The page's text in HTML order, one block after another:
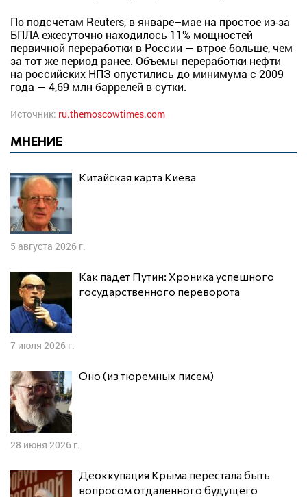
По подсчетам Reuters, в январе–мае на простое из-за
БПЛА ежесуточно находилось 11% мощностей
первичной переработки в России — втрое больше, чем
за тот же период ранее. Объемы переработки нефти
на российских НПЗ опустились до минимума с 2009
года — 4,69 млн баррелей в сутки.
Источник: ru.themoscowtimes.com
МНЕНИЕ
Китайская карта Киева
5 августа 2026 г.
Как падет Путин: Хроника успешного
государственного переворота
7 июля 2026 г.
Оно (из тюремных писем)
28 июня 2026 г.
Деоккупация Крыма перестала быть
вопросом отдаленного будущего